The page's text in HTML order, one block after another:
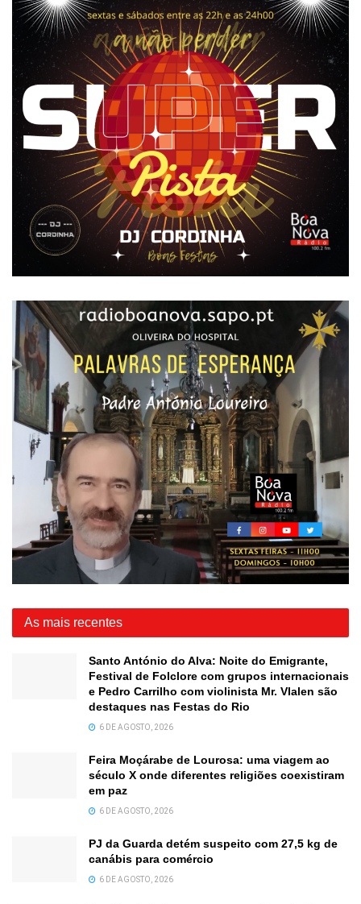
As mais recentes
Santo António do Alva: Noite do Emigrante,
Festival de Folclore com grupos internacionais
e Pedro Carrilho com violinista Mr. Vlalen são
destaques nas Festas do Rio
6 DE AGOSTO, 2026
Feira Moçárabe de Lourosa: uma viagem ao
século X onde diferentes religiões coexistiram
em paz
6 DE AGOSTO, 2026
PJ da Guarda detém suspeito com 27,5 kg de
canábis para comércio
6 DE AGOSTO, 2026